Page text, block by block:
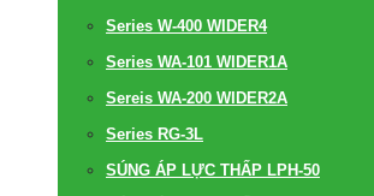
Series W-400 WIDER4
Series WA-101 WIDER1A
Sereis WA-200 WIDER2A
Series RG-3L
SÚNG ÁP LỰC THẤP LPH-50